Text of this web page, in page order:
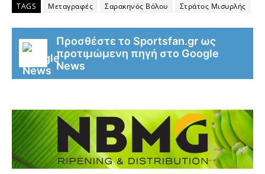
TAGS Μεταγραφές Σαρακηνός Βόλου Στράτος Μισυρλής
Προσθέστε το Sportsfan.gr ως
προτιμώμενη πηγή στο Google
News